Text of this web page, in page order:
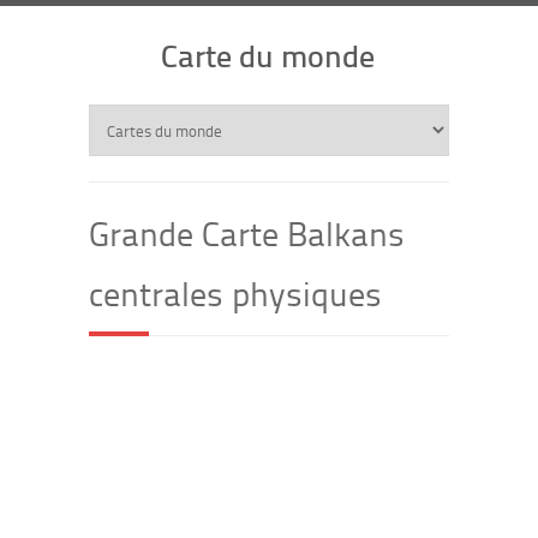
Carte du monde
Grande Carte Balkans
centrales physiques